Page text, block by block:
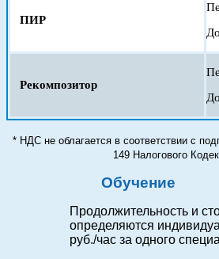
ПИР
Рекомпозитор
* НДС не облагается в соответствии с
149 Налогового
Обучение
Продолжительность и
определяются
руб./час за одного